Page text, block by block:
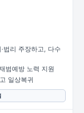
법리 주장하고, 다수
범예방 노력 지원
일상복귀